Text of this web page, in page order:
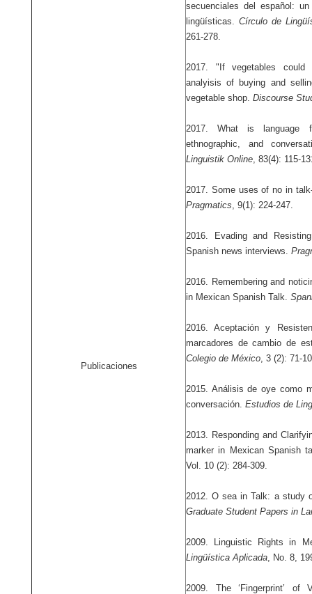
Publicaciones
secuenciales del español:
lingüísticas. Círculo de
261-278.
2017. "If vegetables could
analyisis of buying and
vegetable shop. Discourse
2017. What is language
ethnographic, and
Linguistik Online, 83(4): 115-
2017. Some uses of no in
Pragmatics, 9(1): 224-247.
2016. Evading and
Spanish news interviews.
2016. Remembering and
in Mexican Spanish Talk.
2016. Aceptación y
marcadores de cambio de
Colegio de México, 3 (2): 71-
2015. Análisis de oye como
conversación. Estudios de
2013. Responding and
marker in Mexican Spanish
Vol. 10 (2): 284-309.
2012. O sea in Talk: a study
Graduate Student Papers in
2009. Linguistic Rights in
Lingüística Aplicada, No. 8,
2009. The ‘Fingerprint’